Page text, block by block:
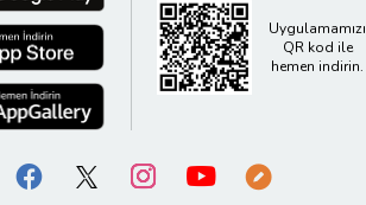
Uygulamamızı
QR kod ile
hemen indirin.